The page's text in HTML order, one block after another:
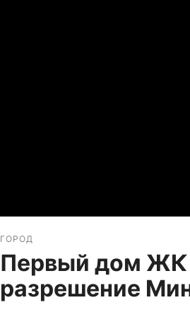
ГОРОД
Первый дом ЖК
разрешение